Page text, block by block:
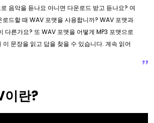
음악을 듣나요 아니면 다운로드 받고 듣나요? 여
로드할 때 WAV 포맷을 사용합니까? WAV 포맷과
다른가요? 또 WAV 포맷을 어떻게 MP3 포맷으로
이 문장을 읽고 답을 찾을 수 있습니다. 계속 읽어
이란?